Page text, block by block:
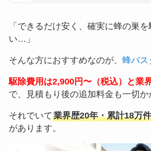
「できるだけ安く、確実に蜂の巣
い…」
そんな方におすすめなのが、 蜂バス
駆除費用は2,900円〜（税込）と業
で、見積もり後の追加料金も一切か
それでいて業界歴20年・累計18万
があります。